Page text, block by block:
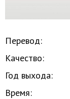
Перевод:
Качество:
Год выхода:
Время: